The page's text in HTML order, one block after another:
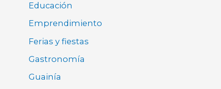
Educación
Emprendimiento
Ferias y fiestas
Gastronomía
Guainía